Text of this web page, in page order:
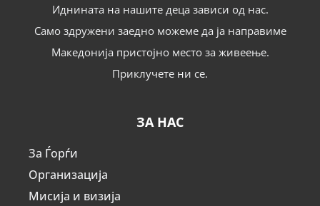
Иднината на нашите деца зависи од нас.
Само здружени заедно можеме да ја направиме
Македонија пристојно место за живеење.
Приклучете ни се.
ЗА НАС
За Ѓорѓи
Организација
Мисија и визија